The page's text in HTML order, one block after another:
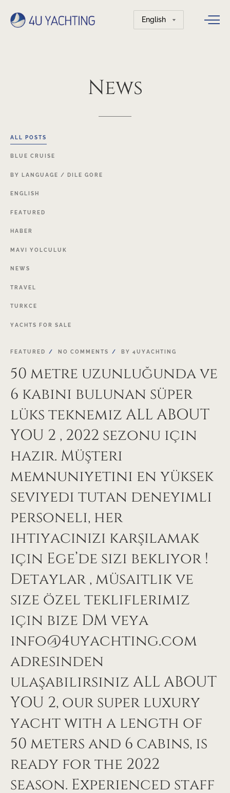
Choose
a
News
ALL POSTS
BLUE CRUISE
BY LANGUAGE / DILE GORE
ENGLISH
FEATURED
HABER
MAVI YOLCULUK
NEWS
TRAVEL
TURKCE
YACHTS FOR SALE
FEATURED NO COMMENTS BY 4UYACHTING
50 metre uzunluğunda ve
6 kabini bulunan süper
lüks teknemiz ALL ABOUT
YOU 2 , 2022 sezonu için
hazır. Müşteri
memnuniyetini en yüksek
seviyedi tutan deneyimli
personeli, her
ihtiyacınızı karşılamak
için Ege’de sizi bekliyor !
Detaylar , müsaitlik ve
size özel tekliflerimiz
için bize DM veya
info@4uyachting.com
adresinden
ulaşabilirsiniz ALL ABOUT
YOU 2, our super luxury
yacht with a length of
50 meters and 6 cabins, is
ready for the 2022
season. Experienced staff